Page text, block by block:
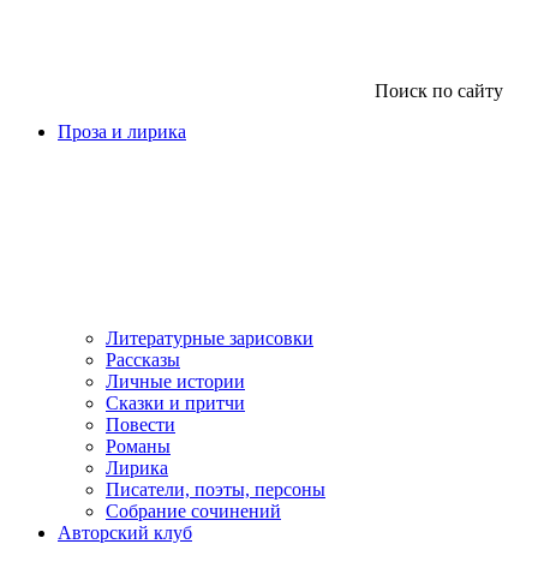
Поиск по сайту
Проза и лирика
Литературные зарисовки
Рассказы
Личные истории
Сказки и притчи
Повести
Романы
Лирика
Писатели, поэты, персоны
Собрание сочинений
Авторский клуб